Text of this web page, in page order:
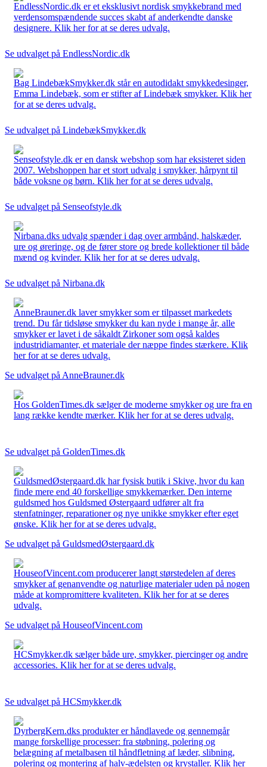
EndlessNordic.dk er et eksklusivt nordisk smykkebrand med
verdensomspændende succes skabt af anderkendte danske
designere. Klik her for at se deres udvalg.
Se udvalget på EndlessNordic.dk
Bag LindebækSmykker.dk står en autodidakt smykkedesinger,
Emma Lindebæk, som er stifter af Lindebæk smykker. Klik her
for at se deres udvalg.
Se udvalget på LindebækSmykker.dk
Senseofstyle.dk er en dansk webshop som har eksisteret siden
2007. Webshoppen har et stort udvalg i smykker, hårpynt til
både voksne og børn. Klik her for at se deres udvalg.
Se udvalget på Senseofstyle.dk
Nirbana.dks udvalg spænder i dag over armbånd, halskæder,
ure og øreringe, og de fører store og brede kollektioner til både
mænd og kvinder. Klik her for at se deres udvalg.
Se udvalget på Nirbana.dk
AnneBrauner.dk laver smykker som er tilpasset markedets
trend. Du får tidsløse smykker du kan nyde i mange år, alle
smykker er lavet i de såkaldt Zirkoner som også kaldes
industridiamanter, et materiale der næppe findes stærkere. Klik
her for at se deres udvalg.
Se udvalget på AnneBrauner.dk
Hos GoldenTimes.dk sælger de moderne smykker og ure fra en
lang række kendte mærker. Klik her for at se deres udvalg.
Se udvalget på GoldenTimes.dk
GuldsmedØstergaard.dk har fysisk butik i Skive, hvor du kan
finde mere end 40 forskellige smykkemærker. Den interne
guldsmed hos Guldsmed Østergaard udfører alt fra
stenfatninger, reparationer og nye unikke smykker efter eget
ønske. Klik her for at se deres udvalg.
Se udvalget på GuldsmedØstergaard.dk
HouseofVincent.com producerer langt størstedelen af deres
smykker af genanvendte og naturlige materialer uden på nogen
måde at kompromittere kvaliteten. Klik her for at se deres
udvalg.
Se udvalget på HouseofVincent.com
HCSmykker.dk sælger både ure, smykker, piercinger og andre
accessories. Klik her for at se deres udvalg.
Se udvalget på HCSmykker.dk
DyrbergKern.dks produkter er håndlavede og gennemgår
mange forskellige processer: fra støbning, polering og
belægning af metalbasen til håndfletning af læder, slibning,
polering og montering af halv-ædelsten og krystaller. Klik her